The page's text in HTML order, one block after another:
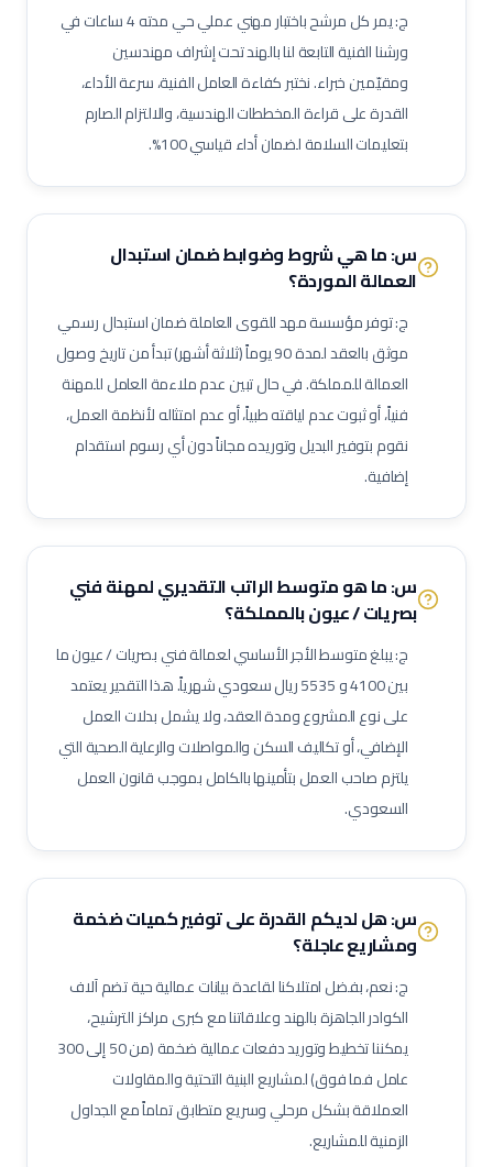
مشغل محطة صرف صحي (STP)
فني مضخات
فني كمبروسرات
فني غلايات مياه
فني تبريد
فني عزل أنابيب وقنوات
فني أنظمة تحكم وآلات دقيقة
فني أنظمة تكييف متغير التدفق (VRF)
فني وحدات مناولة هواء (AHU)
فني وحدات ملف ومروحة (FCU)
فني أشعة
فني أشعة مقطعية
أخصائي تخاطب ونطق
فني تخدير
فني أسنان
أخصائي صحة فم وأسنان
فني قسطرة وقلب
مساعد صيدلي
موظف استقبال طبي
مساعد تمريض جناح (Ward Boy)
مرافق مستشفى / عامل رعاية
مهندس أجهزة طبية
أخصائي علاج تنفسي
أخصائي تغذية
ممرض مكافحة عدوى
منسق جودة منشآت صحية
مفتش مراقبة جودة
لحام تيج (TIG Welder)
لحام قوس كهربائي
لحام ميج (MIG Welder)
مفتش اختبارات غير إتلافية (NDT)
مشرف أعمال سكلات / داربسين
مشرف أعمال عزل صناعي
مشرف أعمال دهان صناعي
فني رش رملي ودهان
مفتش طلاء وعزل
فني صيانة أثناء الإيقاف (Shutdown)
فني توربينات
فني معدات دوارة
مشغل عمليات إنتاج
مشغل غرفة تحكم
مسؤول سلامة وصحة مهنية (نفط وغاز)
مهندس أنابيب
مهندس ميكانيك (نفط وغاز)
مهندس كهرباء (نفط وغاز)
مهندس أجهزة دقيقة
فني صمامات
فني اختبار هيدروليكي
مشغل اختبارات أحمال
فني وصول بالحبال (Rope Access)
مهندس تشغيل وتدشين
كبير مهندسين بحريين
بحار مؤهل
مدير مشاريع
مهندس موقع
مسؤول سلامة وصحة مهنية
حاسب كميات
طاهي / شيف محترف
مقدم طعام / ويتر
مشرف خدمات غرف
عامل نظافة تجارية عامل تعبئة وتغليف
ج: يمر كل مرشح باختبار مهني عملي حي مدته 4 ساعات في
ورشنا الفنية التابعة لنا بالهند تحت إشراف مهندسين
ومقيّمين خبراء. نختبر كفاءة العامل الفنية، سرعة الأداء،
القدرة على قراءة المخططات الهندسية، والالتزام الصارم
بتعليمات السلامة لضمان أداء قياسي 100%.
س: ما هي شروط وضوابط ضمان استبدال
العمالة الموردة؟
ج: توفر مؤسسة مهد للقوى العاملة ضمان استبدال رسمي
موثق بالعقد لمدة 90 يوماً (ثلاثة أشهر) تبدأ من تاريخ وصول
العمالة للمملكة. في حال تبين عدم ملاءمة العامل للمهنة
فنياً، أو ثبوت عدم لياقته طبياً، أو عدم امتثاله لأنظمة العمل،
نقوم بتوفير البديل وتوريده مجاناً دون أي رسوم استقدام
إضافية.
س: ما هو متوسط الراتب التقديري لمهنةفني
بصريات / عيونبالمملكة؟
ج: يبلغ متوسط الأجر الأساسي لعمالةفني بصريات / عيونما
بين4100و5535ريال سعودي شهرياً. هذا التقدير يعتمد
على نوع المشروع ومدة العقد، ولا يشمل بدلات العمل
الإضافي، أو تكاليف السكن والمواصلات والرعاية الصحية التي
يلتزم صاحب العمل بتأمينها بالكامل بموجب قانون العمل
السعودي.
س: هل لديكم القدرة على توفير كميات ضخمة
ومشاريع عاجلة؟
ج: نعم، بفضل امتلاكنا لقاعدة بيانات عمالية حية تضم آلاف
الكوادر الجاهزة بالهند وعلاقاتنا مع كبرى مراكز الترشيح،
يمكننا تخطيط وتوريد دفعات عمالية ضخمة (من 50 إلى 300
عامل فما فوق) لمشاريع البنية التحتية والمقاولات
العملاقة بشكل مرحلي وسريع متطابق تماماً مع الجداول
الزمنية للمشاريع.